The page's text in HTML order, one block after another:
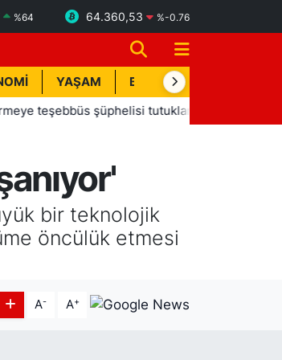
%64 64.360,53 %-0.76
YAŞAM BİK İLAN
şüphelisi tutuklandı
bir teknolojik
öncülük etmesi
A- A+